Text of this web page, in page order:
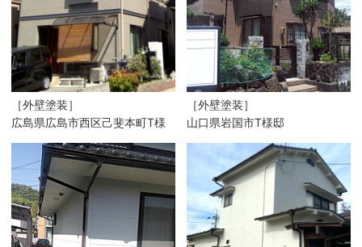
［外壁塗装］
広島県広島市西区己斐本町T様
［外壁塗装］
山口県岩国市T様邸